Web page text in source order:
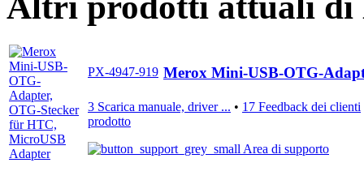
PX-4947-919 Merox Mini-USB-OTG-
3 Scarica manuale, driver ... • 17 Feedback dei clienti
prodotto
Area di supporto